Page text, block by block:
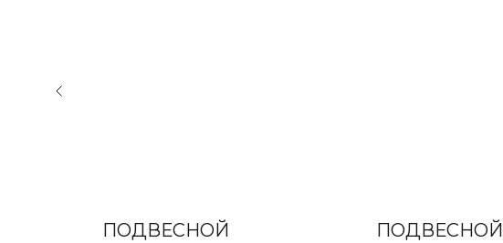
ПОДВЕСНОЙ
ПОДВЕСНОЙ